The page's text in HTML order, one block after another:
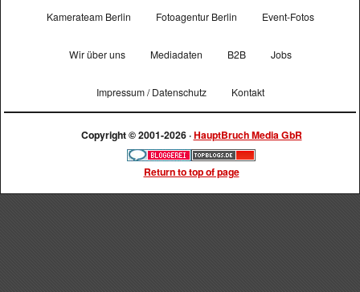
Kamerateam Berlin Fotoagentur Berlin Event-Fotos
Wir über uns Mediadaten B2B Jobs
Impressum / Datenschutz Kontakt
Copyright © 2001-2026 ·HauptBruch Media GbR
Return to top of page